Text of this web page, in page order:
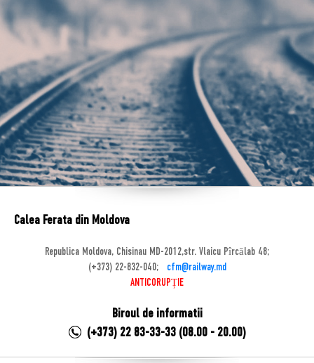
Calea Ferata din Moldova
Republica Moldova, Chisinau MD-2012,str. Vlaicu Pîrcălab 48;
(+373) 22-832-040;
cfm@railway.md
ANTICORUPȚIE
Biroul de informatii
(+373) 22 83-33-33 (08.00 - 20.00)